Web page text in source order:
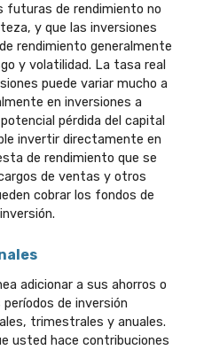
futuras de rendimiento no
y que las inversiones
rendimiento generalmente
y volatilidad. La tasa real
puede variar mucho a
en inversiones a
pérdida del capital
invertir directamente en
de rendimiento que se
de ventas y otros
cobrar los fondos de
adicionar a sus ahorros o
de inversión
trimestrales y anuales.
usted hace contribuciones